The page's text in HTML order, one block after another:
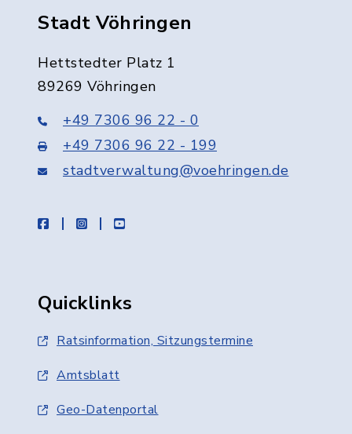
Stadt Vöhringen
Hettstedter Platz 1
89269 Vöhringen
+49 7306 96 22 - 0
+49 7306 96 22 - 199
stadtverwaltung@voehringen.de
facebookinstagramyoutube
Quicklinks
Ratsinformation, Sitzungstermine
Amtsblatt
Geo-Datenportal